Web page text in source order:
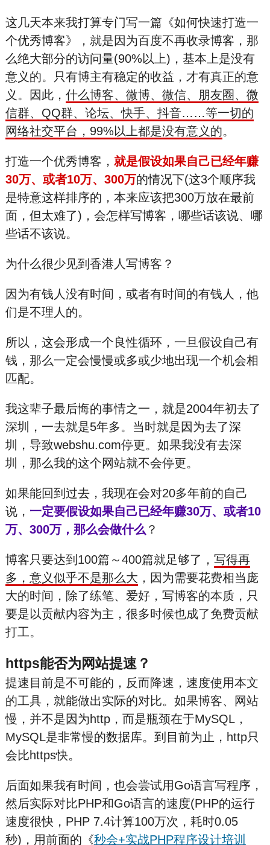
这几天本来我打算专门写一篇《如何快速打造一
个优秀博客》，就是因为百度不再收录博客，那
么绝大部分的访问量(90%以上)，基本上是没有
意义的。只有博主有稳定的收益，才有真正的意
义。因此， 什么博客、微博、微信、朋友圈、微
信群、QQ群、论坛、快手、抖音……等一切的
网络社交平台，99%以上都是没有意义的。
打造一个优秀博客， 就是假设如果自己已经年赚
30万、或者10万、300万的情况下(这3个顺序我
是特意这样排序的，本来应该把300万放在最前
面，但太难了)，会怎样写博客，哪些话该说、哪
些话不该说。
为什么很少见到香港人写博客？
因为有钱人没有时间，或者有时间的有钱人，他
们是不理人的。
所以，这会形成一个良性循环，一旦假设自己有
钱，那么一定会慢慢或多或少地出现一个机会相
匹配。
我这辈子最后悔的事情之一，就是2004年初去了
深圳，一去就是5年多。当时就是因为去了深
圳，导致webshu.com停更。如果我没有去深
圳，那么我的这个网站就不会停更。
如果能回到过去，我现在会对20多年前的自己
说， 一定要假设如果自己已经年赚30万、或者10
万、300万，那么会做什么 ？
博客只要达到100篇～400篇就足够了， 写得再
多，意义似乎不是那么大 ，因为需要花费相当庞
大的时间，除了练笔、爱好，写博客的本质，只
要是以贡献内容为主，很多时候也成了免费贡献
打工。
https能否为网站提速？
提速目前是不可能的，反而降速，速度使用本文
的工具，就能做出实际的对比。如果博客、网站
慢，并不是因为http，而是瓶颈在于MySQL，
MySQL是非常慢的数据库。到目前为止，http只
会比https快。
后面如果我有时间，也会尝试用Go语言写程序，
然后实际对比PHP和Go语言的速度(PHP的运行
速度很快，PHP 7.4计算100万次，耗时0.05
秒)，用前面的《秒会+实战PHP程序设计培训